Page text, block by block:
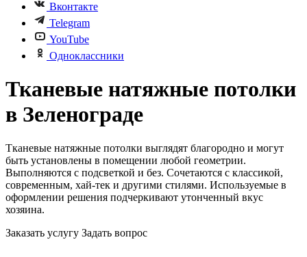
Вконтакте
Telegram
YouTube
Одноклассники
Тканевые натяжные потолки
в Зеленоградe
Тканевые натяжные потолки выглядят благородно и могут
быть установлены в помещении любой геометрии.
Выполняются с подсветкой и без. Сочетаются с классикой,
современным, хай-тек и другими стилями. Используемые в
оформлении решения подчеркивают утонченный вкус
хозяина.
Заказать услугу Задать вопрос